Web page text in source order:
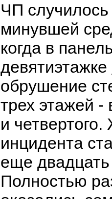
ЧП
минувшей
когда в
девятиэтажке
обрушение
трех этажей -
и
инцидента
еще
Полностью